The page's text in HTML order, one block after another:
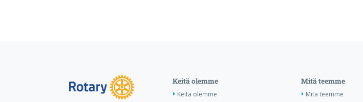
Keitä olemme
Keitä olemme
Mitä teemme
Mitä teemme